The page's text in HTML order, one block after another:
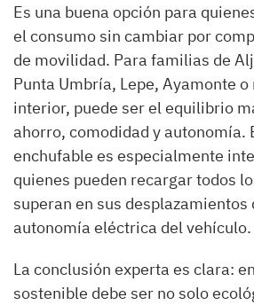
Es una buena opción para
el consumo sin cambiar por
de movilidad. Para familias de
Punta Umbría, Lepe, Ayamonte
interior, puede ser el equilibrio
ahorro, comodidad y autonomía.
enchufable es especialmente
quienes pueden recargar todos
superan en sus desplazamientos
autonomía eléctrica del vehículo.
La conclusión experta es clara:
sostenible debe ser no solo